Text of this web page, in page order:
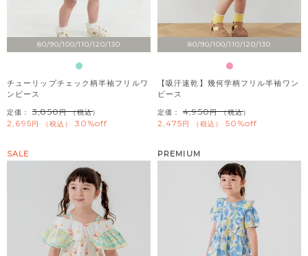
80/90/100/110/120/130
チューリップチェック柄半袖フリルワ
ンピース
定価： 3,850 （税込）
2,695 税込 30%off
80/90/100/110/120/130
【吸汗速乾】幾何学柄フリル半袖ワン
ピース
定価： 4,950 （税込）
2,475 税込 50%off
SALE PREMIUM